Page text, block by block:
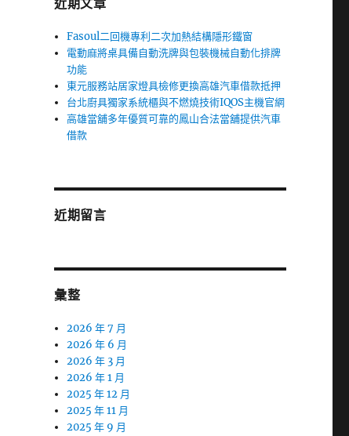
近期文章
Fasoul二回機專利二次加熱結構隱形鐵窗
電動麻將桌具備自動洗牌與包裝機械自動化排牌
功能
東元服務站居家燈具檢修更換高雄汽車借款抵押
台北廚具獨家系統櫃與不燃燒技術IQOS主機官網
高雄當舖多年優質可靠的鳳山合法當舖提供汽車
借款
近期留言
彙整
2026 年 7 月
2026 年 6 月
2026 年 3 月
2026 年 1 月
2025 年 12 月
2025 年 11 月
2025 年 9 月